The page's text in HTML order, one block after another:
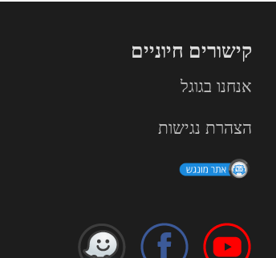
קישורים חיוניים
אנחנו בגוגל
הצהרת נגישות